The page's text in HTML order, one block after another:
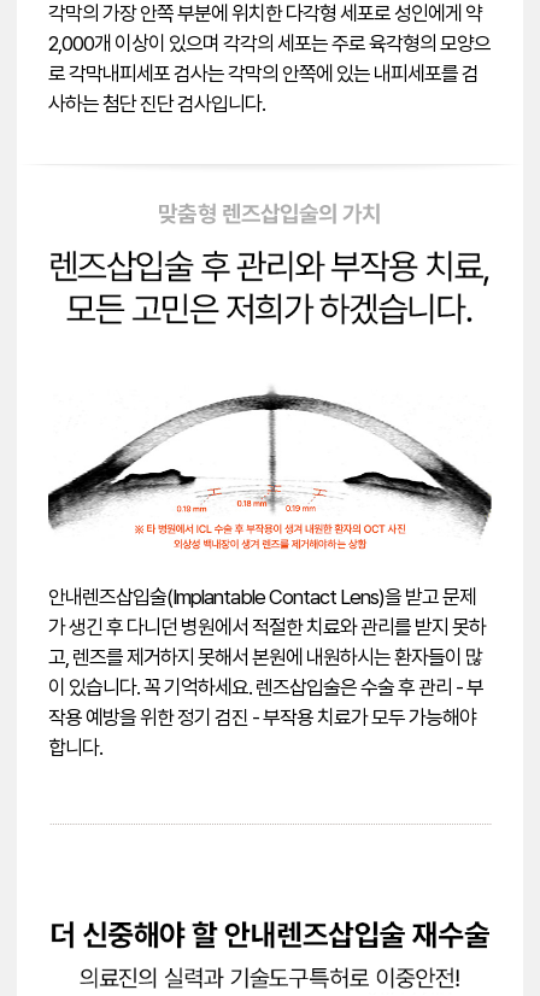
각막의 가장 안쪽 부분에 위치한 다각형 세포로 성인에게 약
2,000개 이상이 있으며 각각의 세포는 주로 육각형의 모양으
로 각막내피세포 검사는 각막의 안쪽에 있는 내피세포를 검
사하는 첨단 진단 검사입니다.
안내렌즈삽입술(Implantable Contact Lens)을 받고 문제
가 생긴 후 다니던 병원에서 적절한 치료와 관리를 받지 못하
고, 렌즈를 제거하지 못해서 본원에 내원하시는 환자들이 많
이 있습니다. 꼭 기억하세요. 렌즈삽입술은 수술 후 관리 - 부
작용 예방을 위한 정기 검진 - 부작용 치료가 모두 가능해야
합니다.